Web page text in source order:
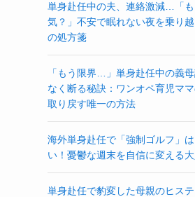
単身赴任中の夫、連絡激減…「
気？」不安で眠れない夜を乗り
の処方箋
「もう限界…」単身赴任中の義
なく断る秘訣：ワンオペ育児マ
取り戻す唯一の方法
海外単身赴任で「強制ゴルフ」
い！憂鬱な週末を自信に変える
単身赴任で豹変した母親のヒス